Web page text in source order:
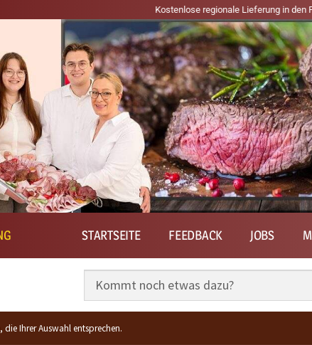
Kostenlose regionale Lieferung in den
STARTSEITE FEEDBACK JOBS
Ihrer Auswahl entsprechen.